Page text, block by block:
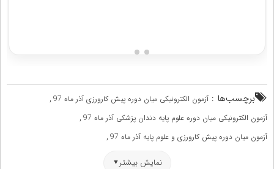
برچسب‌ها : آزمون الکترونیکی میان دوره پیش کارورزی آذر ماه 97 ,
آزمون الکترونیکی میان دوره علوم پایه دندان پزشکی آذر ماه 97 ,
آزمون میان دوره پیش کارورزی و علوم پایه آذر ماه 97 ,
نمایش بیشتر